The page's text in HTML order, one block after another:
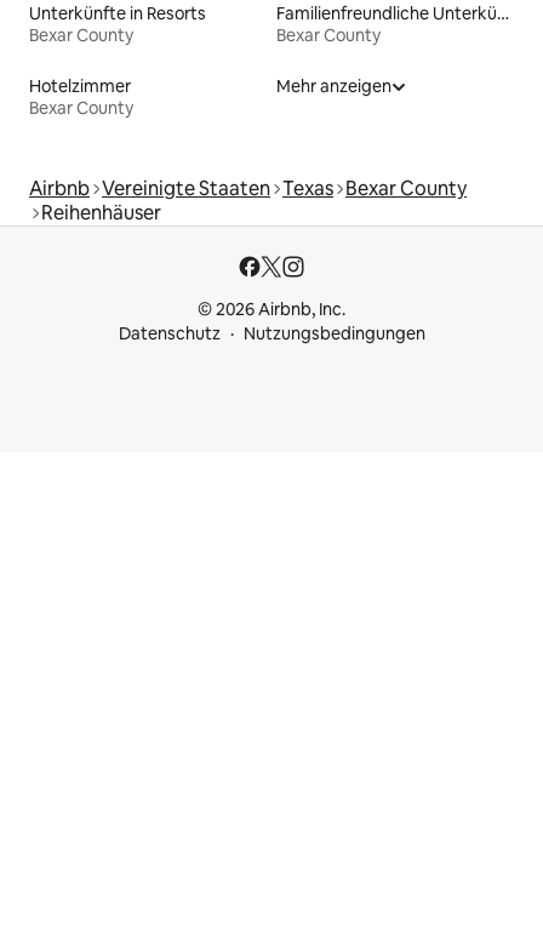
Unterkünfte in Resorts
Bexar County
Familienfreundliche Unterkünfte
Bexar County
Hotelzimmer
Bexar County
Mehr anzeigen
Airbnb Vereinigte Staaten Texas Bexar County
Reihenhäuser
© 2026 Airbnb, Inc.
Datenschutz
Nutzungsbedingungen